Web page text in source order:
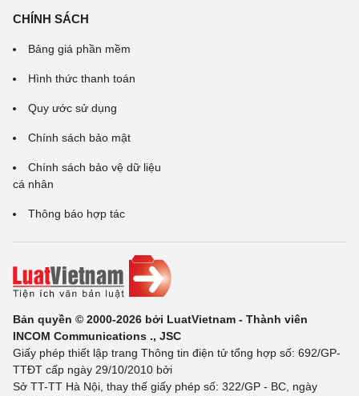
CHÍNH SÁCH
Bảng giá phần mềm
Hình thức thanh toán
Quy ước sử dụng
Chính sách bảo mật
Chính sách bảo vệ dữ liệu
cá nhân
Thông báo hợp tác
Bản quyền © 2000-2026 bởi LuatVietnam - Thành viên
INCOM Communications ., JSC
Giấy phép thiết lập trang Thông tin điện tử tổng hợp số: 692/GP-
TTĐT cấp ngày 29/10/2010 bởi
Sở TT-TT Hà Nội, thay thế giấy phép số: 322/GP - BC, ngày